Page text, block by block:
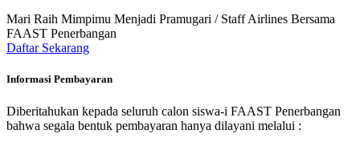
Mari Raih Mimpimu Menjadi Pramugari / Staff Airlines Bersama
FAAST Penerbangan
Daftar Sekarang
Informasi Pembayaran
Diberitahukan kepada seluruh calon siswa-i FAAST Penerbangan
bahwa segala bentuk pembayaran hanya dilayani melalui :